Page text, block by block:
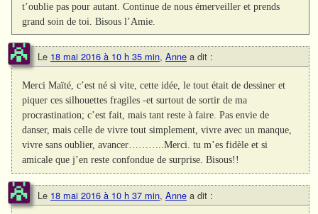
t’oublie pas pour autant. Continue de nous émerveiller et prends
grand soin de toi. Bisous l’Amie.
Le 18 mai 2016 à 10 h 35 min, Anne a dit :
Merci Maïté, c’est né si vite, cette idée, le tout était de dessiner et
piquer ces silhouettes fragiles -et surtout de sortir de ma
procrastination; c’est fait, mais tant reste à faire. Pas envie de
danser, mais celle de vivre tout simplement, vivre avec un manque,
vivre sans oublier, avancer………..Merci. tu m’es fidèle et si
amicale que j’en reste confondue de surprise. Bisous!!
Le 18 mai 2016 à 10 h 37 min, Anne a dit :